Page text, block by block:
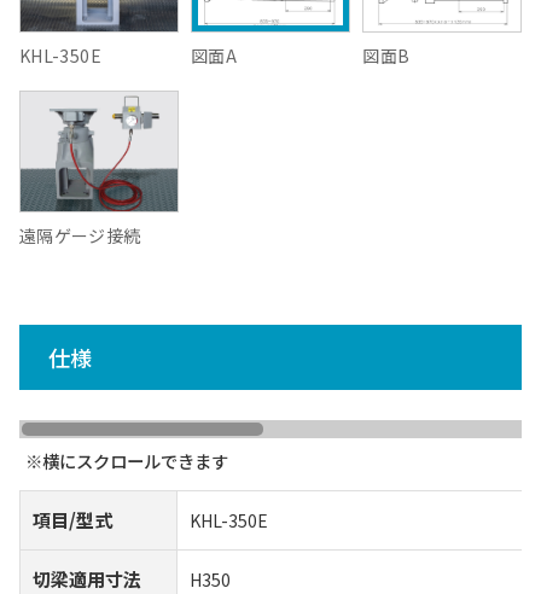
KHL-350E 図面A 図面B
遠隔ゲージ接続
仕様
項目/型式 KHL-350E
切梁適用寸法 H350